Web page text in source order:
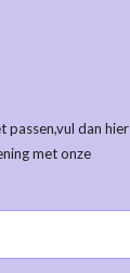
passen,vul dan hier
met onze